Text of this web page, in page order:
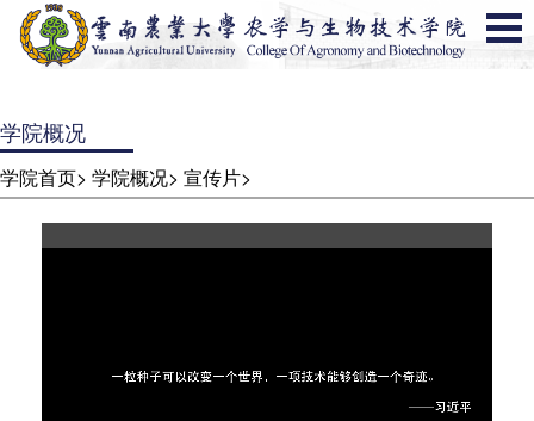
学院概况
学院首页> 学院概况> 宣传片>